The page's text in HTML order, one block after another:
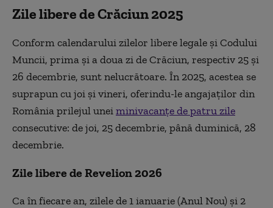
Zile libere de Crăciun 2025
Conform calendarului zilelor libere legale și Codului
Muncii, prima și a doua zi de Crăciun, respectiv 25 și
26 decembrie, sunt nelucrătoare. În 2025, acestea se
suprapun cu joi și vineri, oferindu-le angajaților din
România prilejul uneiminivacanțe de patru zile
consecutive: de joi, 25 decembrie, până duminică, 28
decembrie.
Zile libere de Revelion 2026
Ca în fiecare an, zilele de 1 ianuarie (Anul Nou) și 2